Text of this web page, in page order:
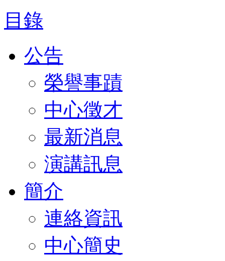
目錄
公告
榮譽事蹟
中心徵才
最新消息
演講訊息
簡介
連絡資訊
中心簡史